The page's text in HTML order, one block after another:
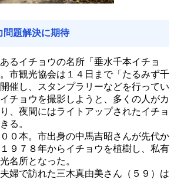
題解決に期待
るイチョウの名所「垂水千本イチョ
市観光協会は１４日まで「たるみず千
催し、スタンプラリーなどを行ってい
チョウを撮影しようと、多くの人がカ
、夜間にはライトアップされたイチョ
る。
０本。市出身の中馬吉昭さんが先代か
９７８年からイチョウを植樹し、私有
名所となった。
婦で訪れた三木真由美さん（５９）は